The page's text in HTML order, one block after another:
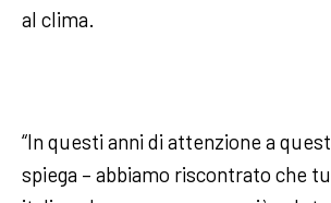
al clima.
“In questi anni di attenzione a
spiega – abbiamo riscontrato che